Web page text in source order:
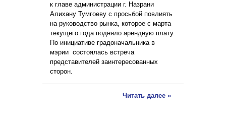
к главе администрации г. Назрани
Алихану Тумгоеву с просьбой повлиять
на руководство рынка, которое с марта
текущего года подняло арендную плату.
По инициативе градоначальника в
мэрии состоялась встреча
представителей заинтересованных
сторон.
Читать далее »